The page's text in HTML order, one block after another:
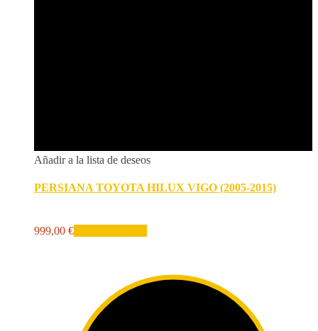
Añadir a la lista de deseos
PERSIANA TOYOTA HILUX VIGO (2005-2015)
999,00 €